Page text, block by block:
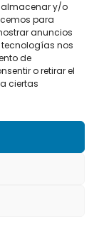
almacenar y/o
para
anuncios
nos
de
o retirar el
ciertas